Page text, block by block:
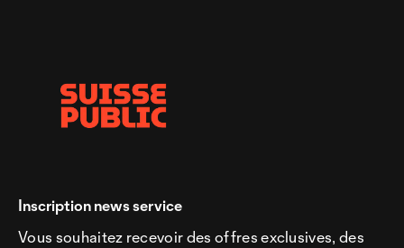
Inscription news service
Vous souhaitez recevoir des offres exclusives, des